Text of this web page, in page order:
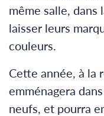
même salle, dans
laisser leurs
couleurs.
Cette année, à la
emménagera
neufs, et pourra